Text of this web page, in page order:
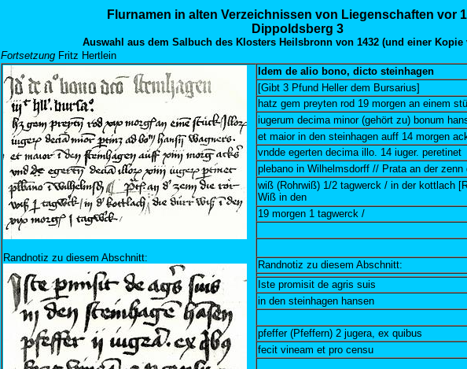
Flurnamen in alten Verzeichnissen von Liegenschaften vor
Dippoldsberg 3
Auswahl aus dem Salbuch des Klosters Heilsbronn von 1432 (und einer Kopie
FortsetzungFritz Hertlein
Randnotiz zu diesem Abschnitt:
Idem de alio bono, dicto steinhagen
[Gibt 3 Pfund Heller dem Bursarius]
hatz gem preyten rod 19 morgen an einem
iugerum decima minor (gehört zu) bonum
et maior in den steinhagen auff 14 morgen
vndde egerten decima illo. 14 iuger. peretinet
plebano in Wilhelmsdorff // Prata an der zenn
wiß (Rohrwiß) 1/2 tagwerck / in der kottlach
Wiß in den
19 morgen 1 tagwerck /
Randnotiz zu diesem Abschnitt:
Iste promisit de agris suis
in den steinhagen hansen
pfeffer (Pfeffern) 2 jugera, ex quibus
fecit vineam et pro censu